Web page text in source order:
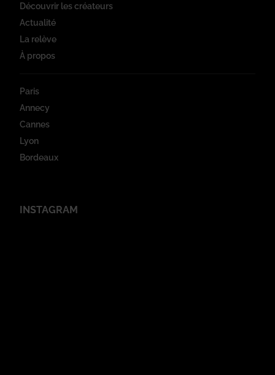
Découvrir les créateurs
Actualité
La relève
À propos
Paris
Annecy
Cannes
Lyon
Bordeaux
INSTAGRAM